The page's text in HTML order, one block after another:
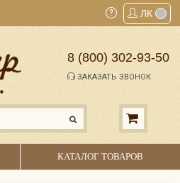
ЛК
8 (800) 302-93-50
ЗАКАЗАТЬ ЗВОНОК
КАТАЛОГ ТОВАРОВ